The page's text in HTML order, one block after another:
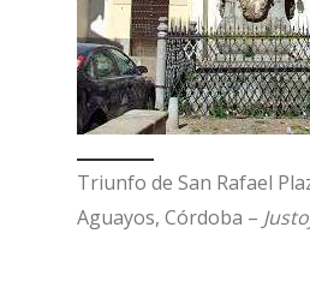
Triunfo de San Rafael
Aguayos, Córdoba –